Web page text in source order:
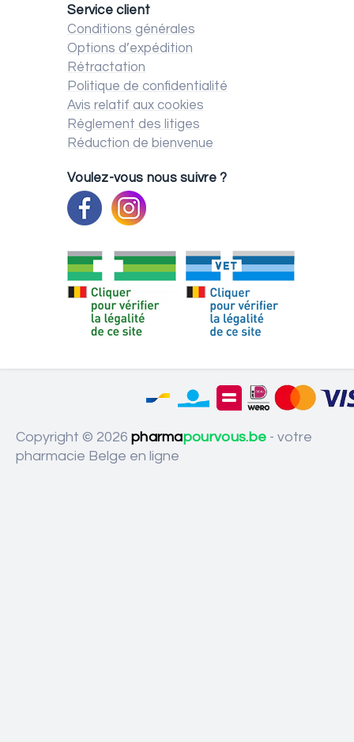
Service client
Conditions générales
Options d’expédition
Rétractation
Politique de confidentialité
Avis relatif aux cookies
Règlement des litiges
Réduction de bienvenue
Voulez-vous nous suivre ?
Copyright © 2026 pharmapourvous.be - votre
pharmacie Belge en ligne